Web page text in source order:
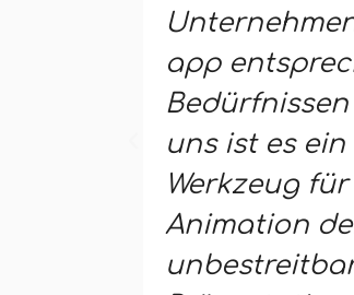
app
uns ist es
Werkzeug
Animation